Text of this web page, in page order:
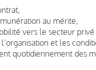
au mérite,
vers le secteur privé
et les
quotidiennement des